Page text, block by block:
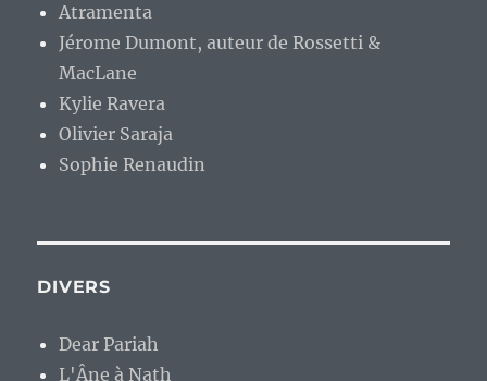
Atramenta
Jérome Dumont, auteur de Rossetti &
MacLane
Kylie Ravera
Olivier Saraja
Sophie Renaudin
DIVERS
Dear Pariah
L'Âne à Nath